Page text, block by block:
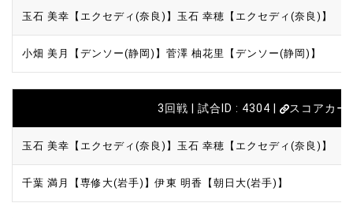
玉石 美幸【エクセディ(奈良)】 玉石 幸穂【エクセディ(奈良)】
小畑 美月【デンソー(静岡)】 菅澤 柚花里【デンソー(静岡)】
3回戦 | 試合ID : 4304 | スコアカー
玉石 美幸【エクセディ(奈良)】 玉石 幸穂【エクセディ(奈良)】
千葉 満月【専修大(岩手)】伊東 明香【朝日大(岩手)】